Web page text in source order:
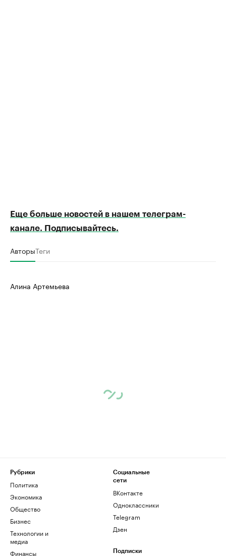
Еще больше новостей в нашем телеграм-
канале. Подписывайтесь.
АвторыТеги
Алина Артемьева
Рубрики
Политика
Экономика
Общество
Бизнес
Технологии и
медиа
Финансы
Социальные
сети
ВКонтакте
Одноклассники
Telegram
Дзен
Подписки